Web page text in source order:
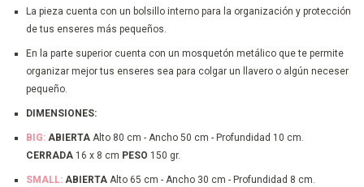
La pieza cuenta con un bolsillo interno para la organización y protección
de tus enseres más pequeños.
En la parte superior cuenta con un mosquetón metálico que te permite
organizar mejor tus enseres sea para colgar un llavero o algún neceser
pequeño.
DIMENSIONES:
BIG: ABIERTA Alto 80 cm - Ancho 50 cm - Profundidad 10 cm.
CERRADA 16 x 8 cm PESO 150 gr.
SMALL: ABIERTA Alto 65 cm - Ancho 30 cm - Profundidad 8 cm.